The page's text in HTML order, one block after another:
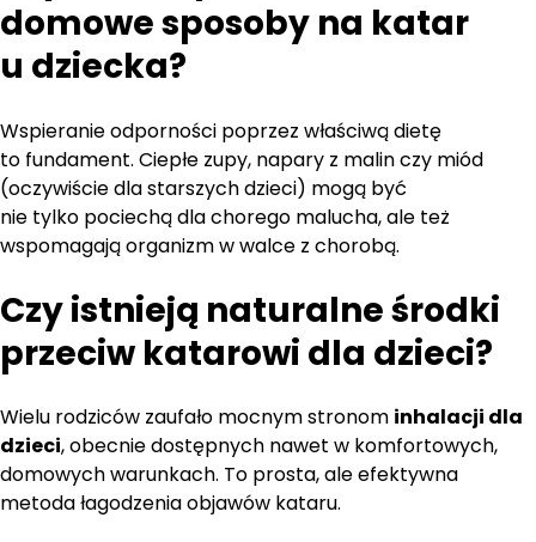
domowe sposoby na katar
u dziecka?
Wspieranie odporności poprzez właściwą dietę
to fundament. Ciepłe zupy, napary z malin czy miód
(oczywiście dla starszych dzieci) mogą być
nie tylko pociechą dla chorego malucha, ale też
wspomagają organizm w walce z chorobą.
Czy istnieją naturalne środki
przeciw katarowi dla dzieci?
Wielu rodziców zaufało mocnym stronom inhalacji dla
dzieci, obecnie dostępnych nawet w komfortowych,
domowych warunkach. To prosta, ale efektywna
metoda łagodzenia objawów kataru.